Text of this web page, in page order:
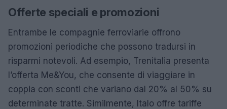
Offerte speciali e promozioni
Entrambe le compagnie ferroviarie offrono
promozioni periodiche che possono tradursi in
risparmi notevoli. Ad esempio, Trenitalia presenta
l’offerta Me&You, che consente di viaggiare in
coppia con sconti che variano dal 20% al 50% su
determinate tratte. Similmente, Italo offre tariffe